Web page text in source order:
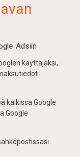
Adsiin
käyttäjäksi,
kaikissa Google
Google